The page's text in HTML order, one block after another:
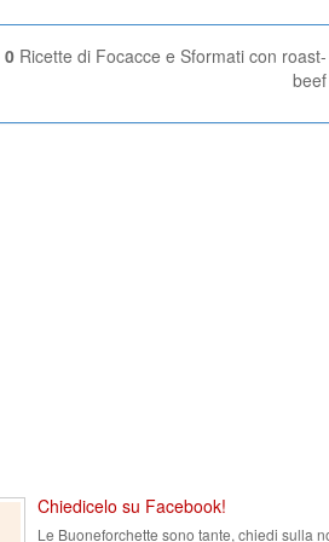
0 Ricette di Focacce e Sformati con roast-
beef
Chiedicelo su Facebook!
Le Buoneforchette sono tante, chiedi sulla